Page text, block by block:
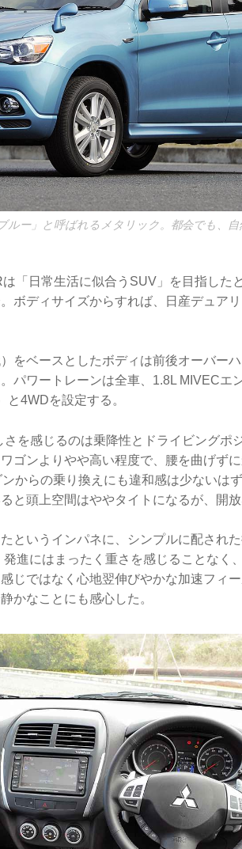
ルー」と呼ばれるメタリック。都会でも、
「日常生活に似合うSUV」を目指した
ボディサイズからすれば、日産デュア
をベースとしたボディは前後オーバー
パワートレーンは全車、1.8L MIVECエ
と4WDを設定する。
を感じるのは乗降性とドライビングポ
ゴンよりやや高い程度で、腰を曲げず
からの乗り換えにも違和感は少ないは
と頭上空間はややタイトになるが、開放
というインパネに、シンプルに配され
進にはまったく重さを感じることなく
じではなく心地翌伸びやかな加速フィ
かなことにも感心した。